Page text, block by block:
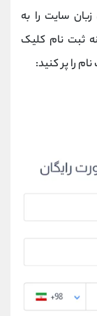
سایت را به
ثبت نام کلیک
را پر کنید: